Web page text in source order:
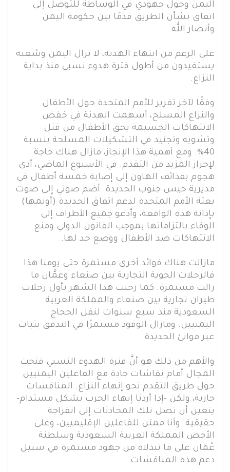
اليمن وحول جهودي في الوساطة للتوصل إلى
اتفاق بشأن الطريق قدمًا بين حكومة اليمن
وأنصار الله.
على الرغم من انتهاء الهدنة، لا يزال اليمن وشعبه
يستفيدون من أطول فترة هدوء نسبي منذ بداية
النزاع.
وفقًا لآخر تقرير للأمم المتحدة حول الأطفال
والنزاع المسلح، أسهمت الهدنة في خفض
الانتهاكات الجسيمة بحق الأطفال من قتل
وتشويه وتجنيد في التشكيلات المسلحة بنسبة
40%. ومع أهمية هذا الإنجاز، مازال هناك حاجة
لإحراز المزيد من التقدم. في الأسبوع الماضي، أدى
هجوم بقذائف الهاون إلى إصابة خمسة أطفال في
مديرية حيس جنوب الحديدة. أضم صوتي إلى صوت
بعثة الأمم المتحدة لدعم اتفاق الحديدة (أونمها)
بإدانة هذه الواقعة، وأدعو جميع الأطراف إلى
الوفاء بالتزاماتها بموجب القانون الدولي ومنع
الانتهاكات ضد الأطفال ووضع حد لها.
مازالت هناك فوائد أخرى مستمرة حتى يومنا هذا.
فالرحلات الجوية التجارية بين صنعاء وعمَّان ما
زالت مستمرة. كما رحبت هذا الشهر بأول رحلات
طيران تجارية بين صنعاء والمملكة العربية
السعودية منذ سبع سنوات لنقل الحجاج
اليمنيين. ومازال الوقود مستمرًا في التدفق بثبات
عبر موانئ الحديدة.
والأهم من ذلك هو أنَّ فترة الهدوء النسبي فتحت
المجال أمام نقاشات جادة مع الفاعلين اليمنيين
حول طريق التقدم نحو إنهاء النزاع. المناقشات
جارية، ولكن -إذا أردنا إنهاء الحرب بشكل مستدام-
يتعين أن تصل تلك المحادثات إلى انفراجة
حقيقية. وأنا ممتن للفاعلين الإقليميين، وعلى
الأخص المملكة العربية السعودية وسلطنة
عُمَان على ما تبذلاه من جهود مستمرة في سبيل
دعم هذه المناقشات.